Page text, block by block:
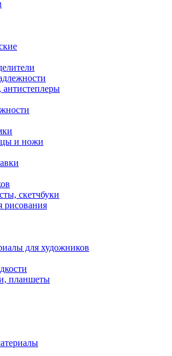
и ножи
скетчбуки
рисования
для художников
планшеты